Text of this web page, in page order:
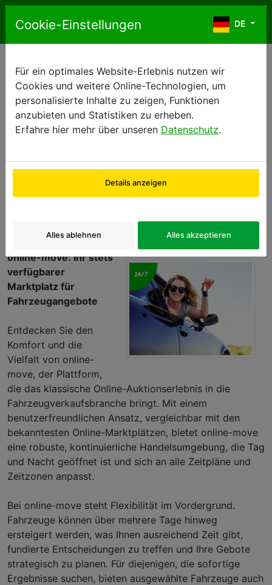
Zum Inhalt springen
Cookie-Einstellungen DE
Für ein optimales Website-Erlebnis nutzen wir
Cookies und weitere Online-Technologien, um
personalisierte Inhalte zu zeigen, Funktionen
anzubieten und Statistiken zu erheben.
Erfahre hier mehr über unseren Datenschutz.
Details anzeigen
Alles ablehnen Alles akzeptieren
DE
← Back to news list
← Vorherige
Entdecken Sie ein Verkaufsportal, dass nie schließt.
online-move: Ihr stets
verfügbarer
Marktplatz für
Fahrzeugangebote
Entdecken Sie den
Komfort und die
Vielfalt von online-
move, der Plattform,
die das klassische Online-Auktionserlebnis in die
Fahrzeugverkaufsbranche bringt. Mit einem
benutzerfreundlichen Ansatz, vergleichbar mit den
bekanntesten Online-Marktplätzen, bietet online-move
eine robuste, kontinuierliche Handelsumgebung, die Tag
und Nacht geöffnet ist und sich an alle Zeitpläne und
Zeitzonen anpasst.
Bei online-move steht Flexibilität im Vordergrund.
Fahrzeuge können über mehrere Tage hinweg
ersteigert werden, was Ihnen ausreichend Zeit gibt,
fundierte Entscheidungen zu treffen und Ihre Gebote
strategisch zu planen. Für diejenigen, die sofortige
Ergebnisse suchen, bieten ausgewählte Fahrzeuge auch